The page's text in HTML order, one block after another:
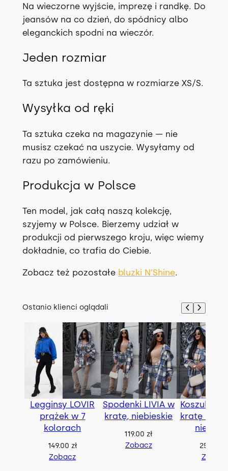
S
/
S
—
o
d
ę
i
Na wieczorne wyjście, imprezę i randkę. Do
jeansów na co dzień, do spódnicy albo
eleganckich spodni na wieczór.
Jeden rozmiar
Ta sztuka jest dostępna w rozmiarze XS/S.
Wysyłka od ręki
Ta sztuka czeka na magazynie — nie
musisz czekać na uszycie. Wysyłamy od
razu po zamówieniu.
Produkcja w Polsce
Ten model, jak całą naszą kolekcję,
szyjemy w Polsce. Bierzemy udział w
produkcji od pierwszego kroju, więc wiemy
dokładnie, co trafia do Ciebie.
Zobacz też pozostałe bluzki N’Shine.
Ostanio klienci oglądali
Legginsy LOVIR
prążek w 7
kolorach
149.00 zł
Zobacz
Spodenki LIVIA w
kratę, niebieskie
119.00zł
Zobacz
Koszula
kratę z
259.00
Zobacz